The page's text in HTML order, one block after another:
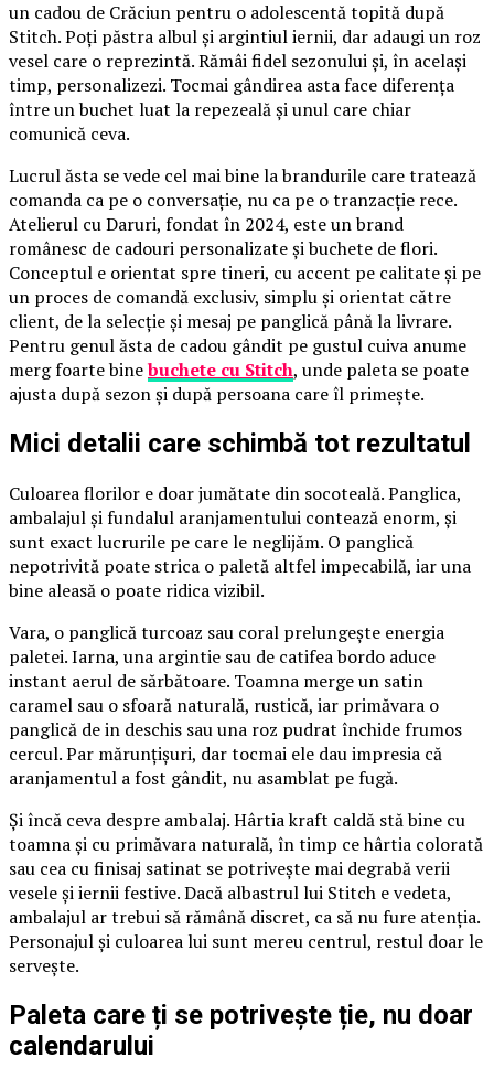
un cadou de Crăciun pentru o adolescentă topită după
Stitch. Poți păstra albul și argintiul iernii, dar adaugi un roz
vesel care o reprezintă. Rămâi fidel sezonului și, în același
timp, personalizezi. Tocmai gândirea asta face diferența
între un buchet luat la repezeală și unul care chiar
comunică ceva.
Lucrul ăsta se vede cel mai bine la brandurile care tratează
comanda ca pe o conversație, nu ca pe o tranzacție rece.
Atelierul cu Daruri, fondat în 2024, este un brand
românesc de cadouri personalizate și buchete de flori.
Conceptul e orientat spre tineri, cu accent pe calitate și pe
un proces de comandă exclusiv, simplu și orientat către
client, de la selecție și mesaj pe panglică până la livrare.
Pentru genul ăsta de cadou gândit pe gustul cuiva anume
merg foarte binebuchete cu Stitch, unde paleta se poate
ajusta după sezon și după persoana care îl primește.
Mici detalii care schimbă tot rezultatul
Culoarea florilor e doar jumătate din socoteală. Panglica,
ambalajul și fundalul aranjamentului contează enorm, și
sunt exact lucrurile pe care le neglijăm. O panglică
nepotrivită poate strica o paletă altfel impecabilă, iar una
bine aleasă o poate ridica vizibil.
Vara, o panglică turcoaz sau coral prelungește energia
paletei. Iarna, una argintie sau de catifea bordo aduce
instant aerul de sărbătoare. Toamna merge un satin
caramel sau o sfoară naturală, rustică, iar primăvara o
panglică de in deschis sau una roz pudrat închide frumos
cercul. Par mărunțișuri, dar tocmai ele dau impresia că
aranjamentul a fost gândit, nu asamblat pe fugă.
Și încă ceva despre ambalaj. Hârtia kraft caldă stă bine cu
toamna și cu primăvara naturală, în timp ce hârtia colorată
sau cea cu finisaj satinat se potrivește mai degrabă verii
vesele și iernii festive. Dacă albastrul lui Stitch e vedeta,
ambalajul ar trebui să rămână discret, ca să nu fure atenția.
Personajul și culoarea lui sunt mereu centrul, restul doar le
servește.
Paleta care ți se potrivește ție, nu doar
calendarului